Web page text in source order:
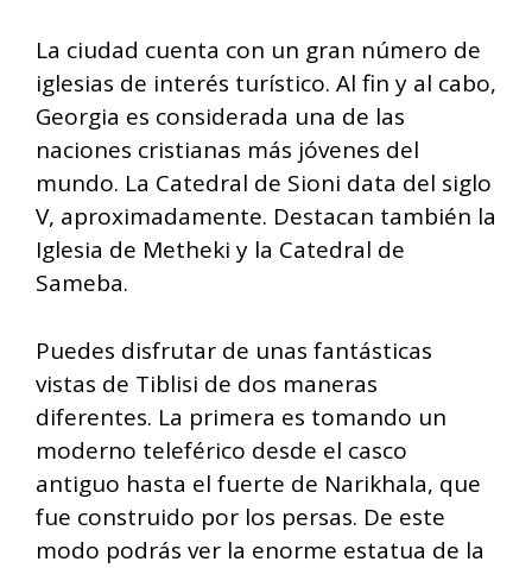
La ciudad cuenta con un gran número de
iglesias de interés turístico. Al fin y al cabo,
Georgia es considerada una de las
naciones cristianas más jóvenes del
mundo. La Catedral de Sioni data del siglo
V, aproximadamente. Destacan también la
Iglesia de Metheki y la Catedral de
Sameba.
Puedes disfrutar de unas fantásticas
vistas de Tiblisi de dos maneras
diferentes. La primera es tomando un
moderno teleférico desde el casco
antiguo hasta el fuerte de Narikhala, que
fue construido por los persas. De este
modo podrás ver la enorme estatua de la